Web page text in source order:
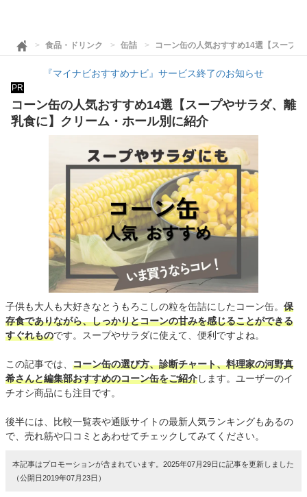
食品・ドリンク 缶詰 コーン缶の人気おすすめ14選【スープ
『マイナビおすすめナビ』サービス終了のお知らせ
PR
コーン缶の人気おすすめ14選【スープやサラダ、離
乳食に】クリーム・ホール別に紹介
子供も大人も大好きなとうもろこしの粒を缶詰にしたコーン缶。 保
存食でありながら、しっかりとコーンの甘みを感じることができる
すぐれものです。スープやサラダに使えて、便利ですよね。
この記事では、 コーン缶の選び方、診断チャート、料理家の河野真
希さんと編集部おすすめのコーン缶をご紹介します。ユーザーのイ
チオシ商品にも注目です。
後半には、比較一覧表や通販サイトの最新人気ランキングもあるの
で、売れ筋や口コミとあわせてチェックしてみてください。
本記事はプロモーションが含まれています。2025年07月29日に記事を更新しました
（公開日2019年07月23日）